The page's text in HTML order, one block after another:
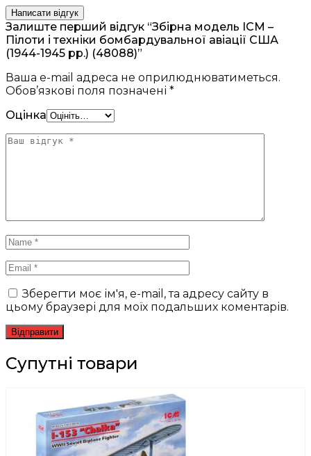
Написати відгук
Залиште перший відгук “Збірна модель ICM –
Пілоти і техніки бомбардувальної авіації США
(1944-1945 рр.) (48088)”
Ваша e-mail адреса не оприлюднюватиметься.
Обов’язкові поля позначені *
Оцінка
Зберегти моє ім'я, e-mail, та адресу сайту в
цьому браузері для моїх подальших коментарів.
Супутні товари